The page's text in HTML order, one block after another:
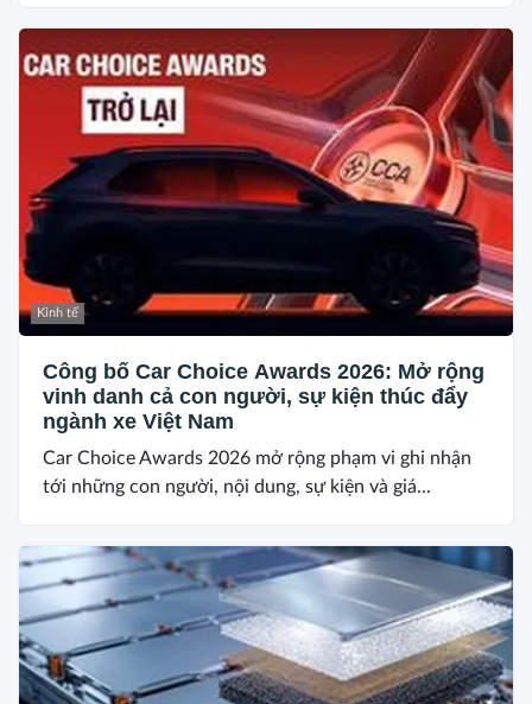
Kinh tế
Công bố Car Choice Awards 2026: Mở rộng
vinh danh cả con người, sự kiện thúc đẩy
ngành xe Việt Nam
Car Choice Awards 2026 mở rộng phạm vi ghi nhận
tới những con người, nội dung, sự kiện và giá...